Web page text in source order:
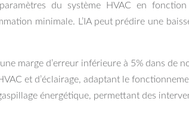
du système HVAC en
minimale. L’IA peut prédire une
marge d’erreur inférieure à 5% dans de
et d’éclairage, adaptant le
énergétique, permettant des